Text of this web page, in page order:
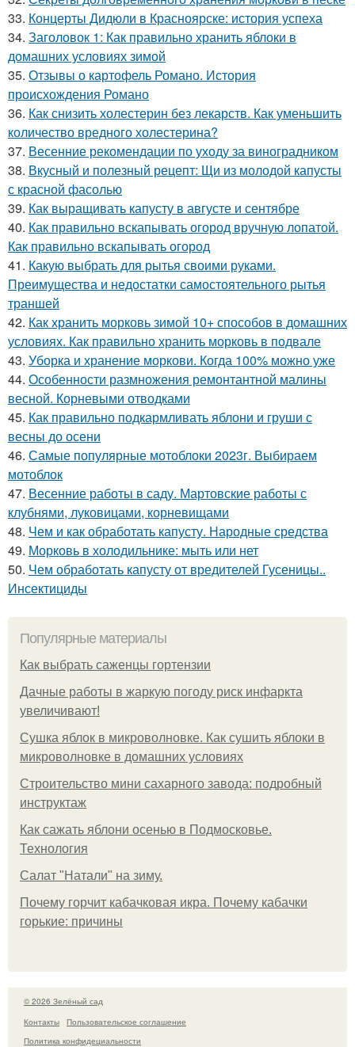
33. Концерты Дидюли в Красноярске: история успеха
34. Заголовок 1: Как правильно хранить яблоки в
домашних условиях зимой
35. Отзывы о картофель Романо. История
происхождения Романо
36. Как снизить холестерин без лекарств. Как уменьшить
количество вредного холестерина?
37. Весенние рекомендации по уходу за виноградником
38. Вкусный и полезный рецепт: Щи из молодой капусты
с красной фасолью
39. Как выращивать капусту в августе и сентябре
40. Как правильно вскапывать огород вручную лопатой.
Как правильно вскапывать огород
41. Какую выбрать для рытья своими руками.
Преимущества и недостатки самостоятельного рытья
траншей
42. Как хранить морковь зимой 10+ способов в домашних
условиях. Как правильно хранить морковь в подвале
43. Уборка и хранение моркови. Когда 100% можно уже
44. Особенности размножения ремонтантной малины
весной. Корневыми отводками
45. Как правильно подкармливать яблони и груши с
весны до осени
46. Самые популярные мотоблоки 2023г. Выбираем
мотоблок
47. Весенние работы в саду. Мартовские работы с
клубнями, луковицами, корневищами
48. Чем и как обработать капусту. Народные средства
49. Морковь в холодильнике: мыть или нет
50. Чем обработать капусту от вредителей Гусеницы..
Инсектициды
Популярные материалы
Как выбрать саженцы гортензии
Дачные работы в жаркую погоду риск инфаркта
увеличивают!
Сушка яблок в микроволновке. Как сушить яблоки в
микроволновке в домашних условиях
Строительство мини сахарного завода: подробный
инструктаж
Как сажать яблони осенью в Подмосковье.
Технология
Caлaт "Нaтaли" нa зиму.
Почему горчит кабачковая икра. Почему кабачки
горькие: причины
© 2026 Зелёный сад
Контакты
Пользовательское соглашение
Политика конфидециальности